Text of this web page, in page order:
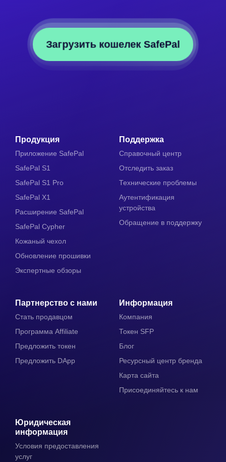
Загрузить кошелек SafePal
Продукция
Приложение SafePal
SafePal S1
SafePal S1 Pro
SafePal X1
Расширение SafePal
SafePal Cypher
Кожаный чехол
Обновление прошивки
Экспертные обзоры
Поддержка
Справочный центр
Отследить заказ
Технические проблемы
Аутентификация
устройства
Обращение в поддержку
Партнерство с нами
Стать продавцом
Программа Affiliate
Предложить токен
Предложить DApp
Информация
Компания
Токен SFP
Блог
Ресурсный центр бренда
Карта сайта
Присоединяйтесь к нам
Юридическая
информация
Условия предоставления
услуг